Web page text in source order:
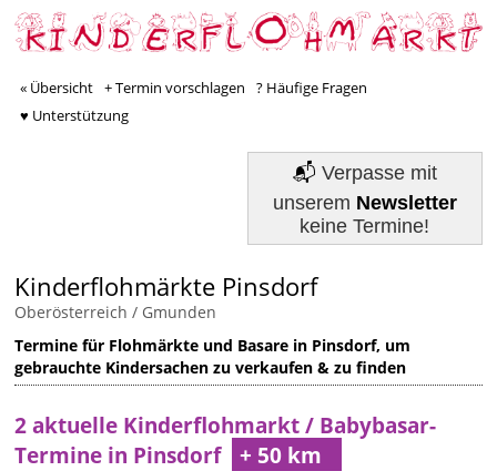
« Übersicht + Termin vorschlagen
? Häufige Fragen
♥ Unterstützung
📬 Verpasse mit
unserem Newsletter
keine Termine!
Kinderflohmärkte Pinsdorf
Oberösterreich / Gmunden
Termine für Flohmärkte und Basare in Pinsdorf, um
gebrauchte Kindersachen zu verkaufen & zu finden
2 aktuelle Kinderflohmarkt / Babybasar-
Termine in Pinsdorf